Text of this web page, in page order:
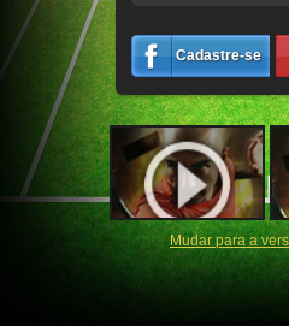
Cadastre-se
Mudar para a